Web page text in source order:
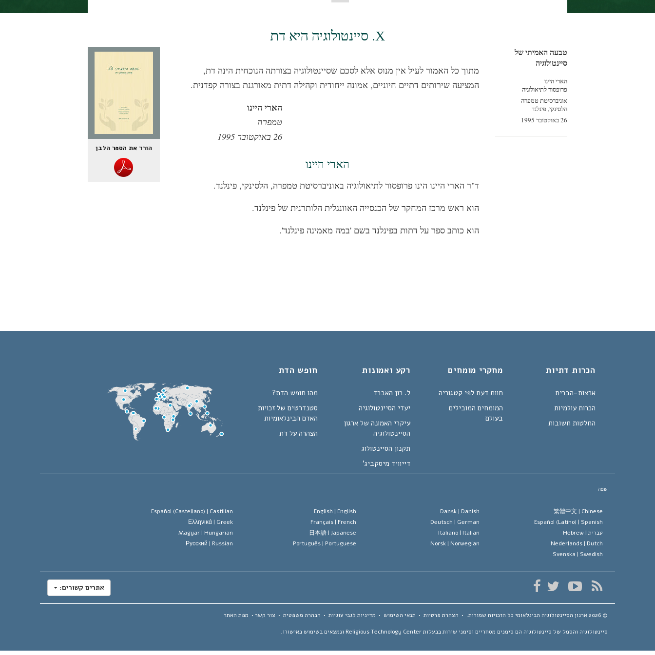
טבעה האמיתי של
סיינטולוגיה
הארי היינו
פרופסור לתיאולוגיה
אוניברסיטת טמפרה
הלסינקי, פינלנד
26 באוקטובר 1995
X. סיינטולוגיה היא דת
מתוך כל האמור לעיל אין מנוס אלא לסכם שסיינטולוגיה בצורתה הנוכחית הינה דת,
המציעה שירותים דתיים חיוניים, אמונה ייחודית וקהילה דתית מאורגנת בצורה קפדנית.
הארי היינו
טמפרה
26 באוקטובר 1995
הארי היינו
ד"ר הארי היינו הינו פרופסור לתיאולוגיה באוניברסיטת טמפרה, הלסינקי, פינלנד.
הוא ראש מרכז המחקר של הכנסייה האוונגלית הלותרנית של פינלנד.
הוא כותב ספר על דתות בפינלנד בשם 'במה מאמינה פינלנד'.
הורד את הספר הלבן
הכרות דתיות
ארצות-הברית
הכרות עולמיות
החלטות חשובות
מחקרי מומחים
חוות דעת לפי קטגוריה
המומחים המובילים
בעולם
רקע ואמונות
ל. רון האברד
יעדי הסיינטולוגיה
עיקרי האמונה של ארגון
הסיינטולוגיה
תקנון הסיינטולוג
דייוויד מיסקביג'
חופש הדת
מהו חופש הדת?
סטנדרטים של זכויות
האדם הבינלאומיות
הצהרה על דת
שפה
繁體中文 | Chinese
Dansk | Danish
English | English
Español (Castellano) | Castilian
Español (Latino) | Spanish
Deutsch | German
Français | French
Ελληνικά | Greek
עברית | Hebrew
Italiano | Italian
日本語 | Japanese
Magyar | Hungarian
Nederlands | Dutch
Norsk | Norwegian
Português | Portuguese
Русский | Russian
Svenska | Swedish
אתרים קשורים:
© 2026 ארגון הסיינטולוגיה הבינלאומי כל הזכויות שמורות. • הצהרת פרטיות • תנאי השימוש • מדיניות לגבי עוגיות • הבהרה משפטית • צור קשר • מפת האתר
סיינטולוגיה והסמל של סיינטולוגיה הם סימנים מסחריים וסימני שירות בבעלות Religious Technology Center ונמצאים בשימוש באישורו.